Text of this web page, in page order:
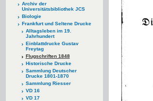
Archiv der
Universitätsbibliothek JCS
Biologie
Frankfurt und Seltene Drucke
Alltagsleben im 19.
Jahrhundert
Einblattdrucke Gustav
Freytag
Flugschriften 1848
Historische Drucke
Sammlung Deutscher
Drucke 1801-1870
Sammlung Riesser
VD 16
VD 17